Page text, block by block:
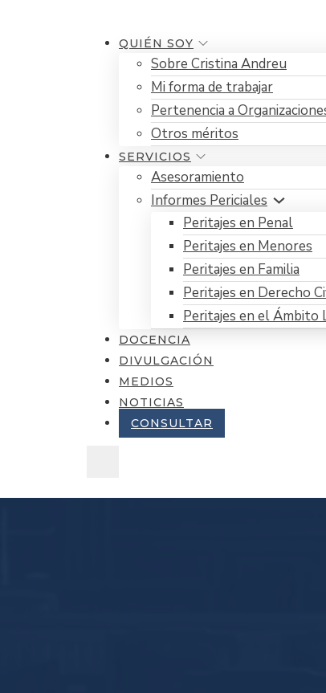
QUIÉN SOY
Sobre Cristina Andreu
Mi forma de trabajar
Pertenencia a
Otros méritos
SERVICIOS
Asesoramiento
Informes Periciales
Peritajes en Penal
Peritajes en Menores
Peritajes en Familia
Peritajes en Derecho
Peritajes en el Ámbito
DOCENCIA
DIVULGACIÓN
MEDIOS
NOTICIAS
CONSULTAR